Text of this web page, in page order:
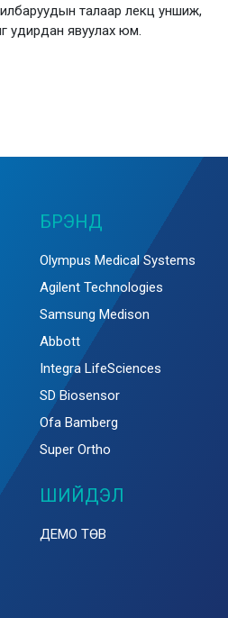
талаар лекц уншиж,
удирдан явуулах юм.
БРЭНД
Olympus Medical Systems
Agilent Technologies
Samsung Medison
Abbott
Integra LifeSciences
SD Biosensor
Ofa Bamberg
Super Ortho
ШИЙДЭЛ
ДЕМО ТӨВ